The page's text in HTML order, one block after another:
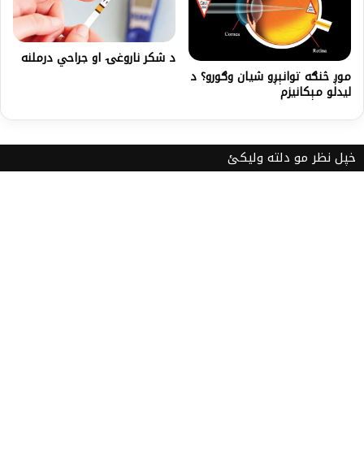
موږ څنګه توانېږو شیان وګورو؟ د
لیدلو مېکانیزم
د شکر ناروغۍ او جراحي درملنه
خپل نظر مو دلته ولیکئ